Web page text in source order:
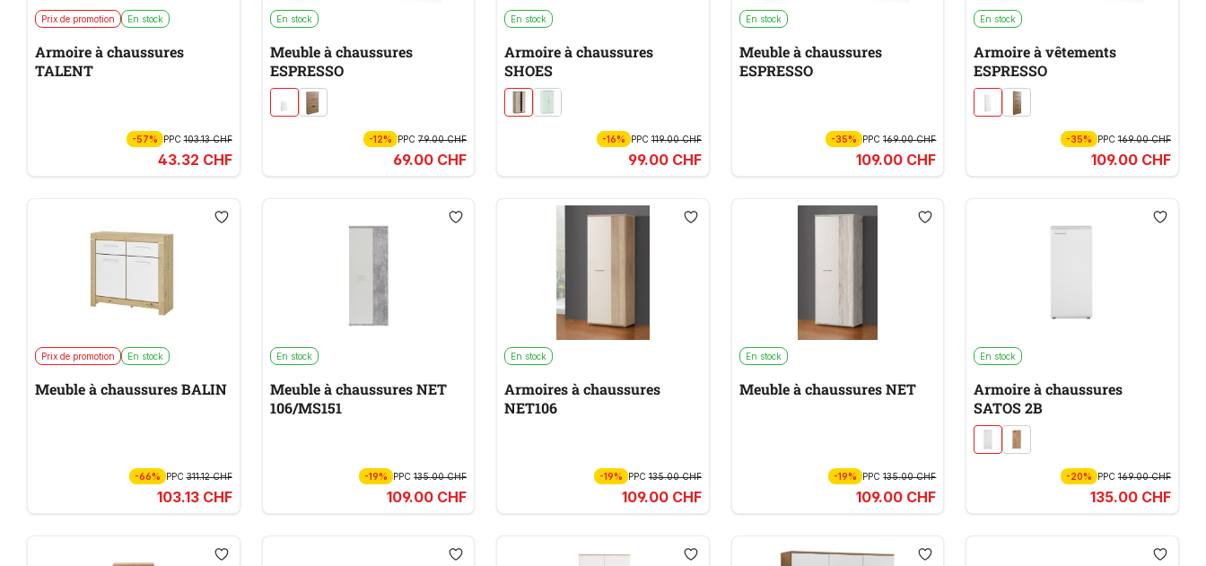
Prix de promotion En stock
Armoire à chaussures
TALENT
-57% PPC103.13 CHF
43.32 CHF
En stock
Meuble à chaussures
ESPRESSO
-12% PPC79.00 CHF
69.00 CHF
En stock
Armoire à chaussures
SHOES
-16% PPC119.00 CHF
99.00 CHF
En stock
Meuble à chaussures
ESPRESSO
-35% PPC169.00 CHF
109.00 CHF
En stock
Armoire à vêtements
ESPRESSO
-35% PPC 169.00 CHF
109.00 CHF
Prix de promotion En stock
Meuble à chaussures BALIN
-66% PPC311.12 CHF
103.13 CHF
En stock
Meuble à chaussures NET
106/MS151
-19% PPC135.00 CHF
109.00 CHF
En stock
Armoires à chaussures
NET106
-19% PPC135.00 CHF
109.00 CHF
En stock
Meuble à chaussures NET
-19% PPC135.00 CHF
109.00 CHF
En stock
Armoire à chaussures
SATOS 2B
-20% PPC 169.00 CHF
135.00 CHF